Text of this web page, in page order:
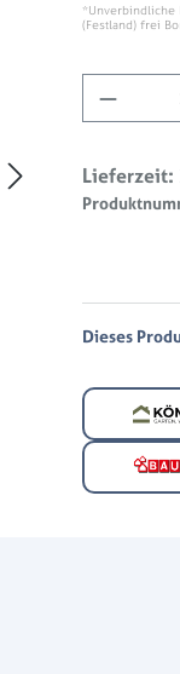
*Unverbindliche
(Festland) frei
Lieferzeit:
Dieses